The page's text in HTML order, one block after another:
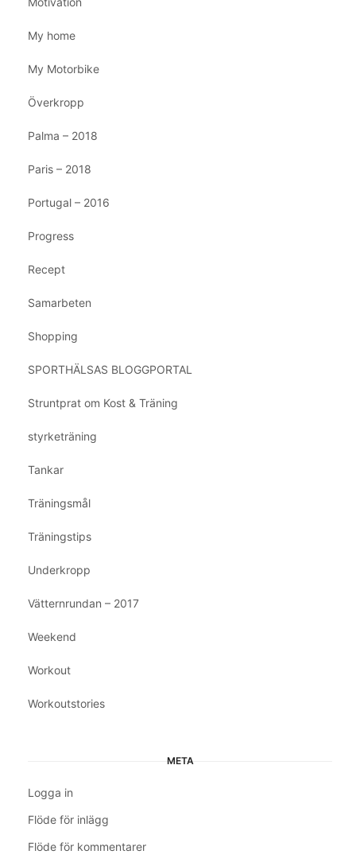
My home
My Motorbike
Överkropp
Palma – 2018
Paris – 2018
Portugal – 2016
Progress
Recept
Samarbeten
Shopping
SPORTHÄLSAS BLOGGPORTAL
Struntprat om Kost & Träning
styrketräning
Tankar
Träningsmål
Träningstips
Underkropp
Vätternrundan – 2017
Weekend
Workout
Workoutstories
META
Logga in
Flöde för inlägg
Flöde för kommentarer